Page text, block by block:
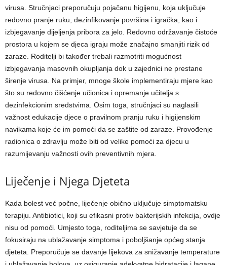
virusa. Stručnjaci preporučuju pojačanu higijenu, koja uključuje
redovno pranje ruku, dezinfikovanje površina i igračka, kao i
izbjegavanje dijeljenja pribora za jelo. Redovno održavanje čistoće
prostora u kojem se djeca igraju može značajno smanjiti rizik od
zaraze. Roditelji bi također trebali razmotriti mogućnost
izbjegavanja masovnih okupljanja dok u zajednici ne prestane
širenje virusa. Na primjer, mnoge škole implementiraju mjere kao
što su redovno čišćenje učionica i opremanje učitelja s
dezinfekcionim sredstvima. Osim toga, stručnjaci su naglasili
važnost edukacije djece o pravilnom pranju ruku i higijenskim
navikama koje će im pomoći da se zaštite od zaraze. Provođenje
radionica o zdravlju može biti od velike pomoći za djecu u
razumijevanju važnosti ovih preventivnih mjera.
Liječenje i Njega Djeteta
Kada bolest već počne, liječenje obično uključuje simptomatsku
terapiju. Antibiotici, koji su efikasni protiv bakterijskih infekcija, ovdje
nisu od pomoći. Umjesto toga, roditeljima se savjetuje da se
fokusiraju na ublažavanje simptoma i poboljšanje općeg stanja
djeteta. Preporučuje se davanje lijekova za snižavanje temperature